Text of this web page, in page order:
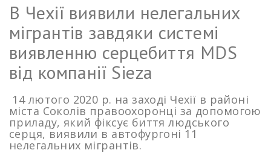
В Чехії виявили нелегальних
мігрантів завдяки системі
виявленню серцебиття MDS
від компанії Sieza
14 лютого 2020 р. на заході Чехії в районі
міста Соколів правоохоронці за допомогою
приладу, який фіксує биття людського
серця, виявили в автофургоні 11
нелегальних мігрантів.